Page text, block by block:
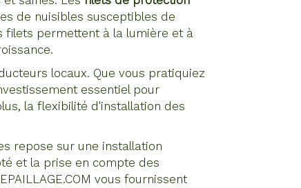
de nuisibles susceptibles de
filets permettent à la lumière et à
locaux. Que vous pratiquiez
essentiel pour
la flexibilité d'installation des
repose sur une installation
et la prise en compte des
vous fournissent